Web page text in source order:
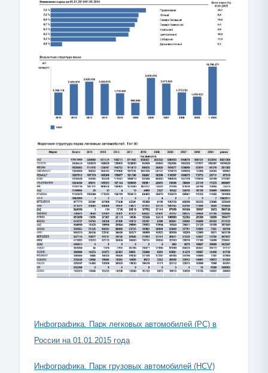
Инфографика. Парк легковых автомобилей (PC) в
России на 01.01.2015 года
Инфографика. Парк грузовых автомобилей (HCV)